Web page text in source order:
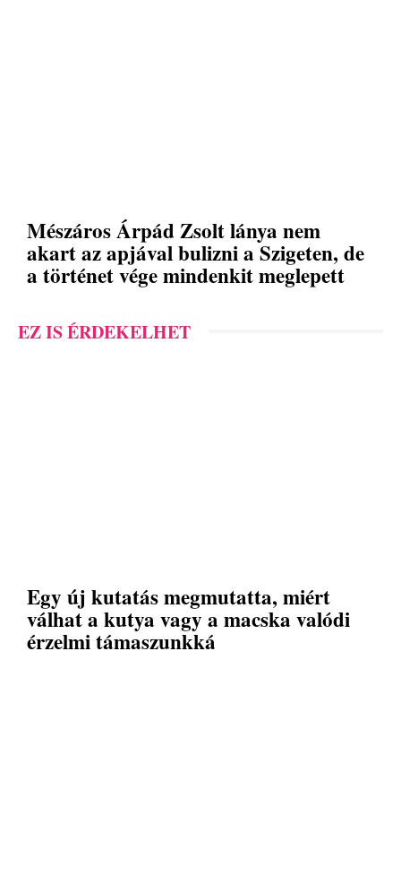
Mészáros Árpád Zsolt lánya nem
akart az apjával bulizni a Szigeten, de
a történet vége mindenkit meglepett
EZ IS ÉRDEKELHET
Egy új kutatás megmutatta, miért
válhat a kutya vagy a macska valódi
érzelmi támaszunkká